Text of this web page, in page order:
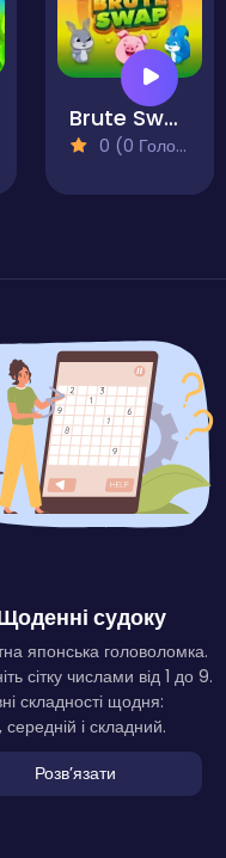
Brute Swap
0 (0 Голосів)
судоку
японська головоломка.
сітку числами від 1 до 9.
складності щодня:
середній і складний.
Розвʼязати